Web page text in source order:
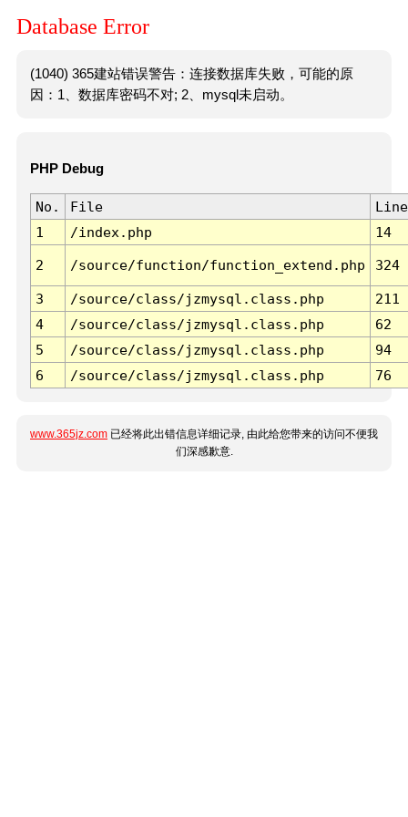
Database Error
(1040) 365建站错误警告：连接数据库失败，可能的原
因：1、数据库密码不对; 2、mysql未启动。
PHP Debug
No. File
Line
1
/index.php 14
2 /source/function/function_extend.php 324
3 /source/class/jzmysql.class.php
211
4
/source/class/jzmysql.class.php
62
5
/source/class/jzmysql.class.php
94
6
/source/class/jzmysql.class.php 76
www.365jz.com 已经将此出错信息详细记录, 由此给您带来的访问不便我
们深感歉意.